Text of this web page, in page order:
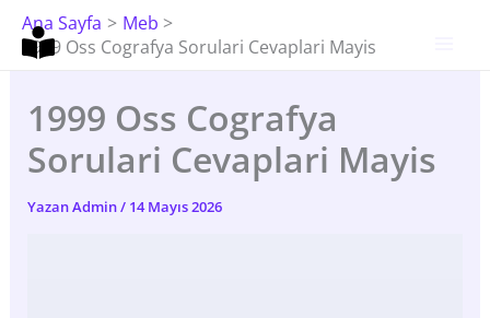
İçeriğe
Atla
Ana Sayfa
Meb
1999 Oss Cografya Sorulari Cevaplari Mayis
1999 Oss Cografya
Sorulari Cevaplari Mayis
YazanAdmin/ 14 Mayıs 2026